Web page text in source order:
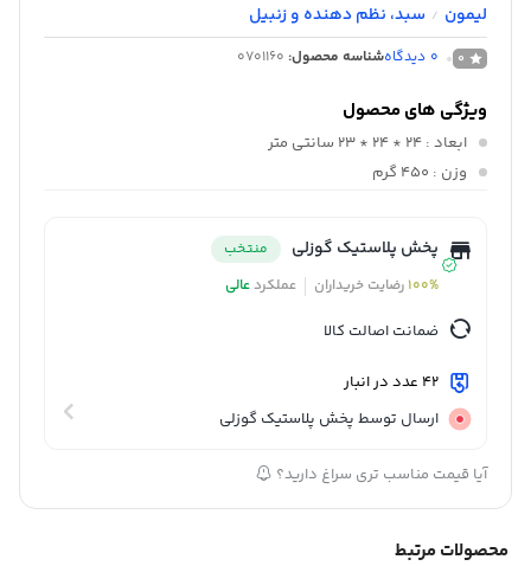
لیمون / سبد، نظم دهنده و زنبیل
0
0 دیدگاهشناسه محصول: 0701160
ویژگی های محصول
ابعاد : 24 * 24 * 23 سانتی متر
وزن : 450 گرم
پخش پلاستیک گوزلی
منتخب
100%رضایت خریداران عملکردعالی
ضمانت اصالت کالا
42 عدد در انبار
ارسال توسط پخش پلاستیک گوزلی
آیا قیمت مناسب تری سراغ دارید؟
محصولات مرتبط